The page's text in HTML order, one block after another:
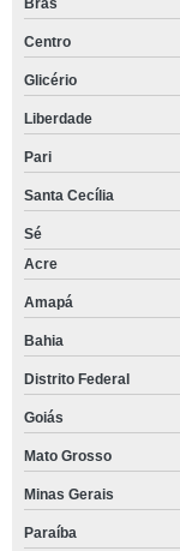
Brás
Centro
Glicério
Liberdade
Pari
Santa Cecília
Sé
Acre
Amapá
Bahia
Distrito Federal
Goiás
Mato Grosso
Minas Gerais
Paraíba